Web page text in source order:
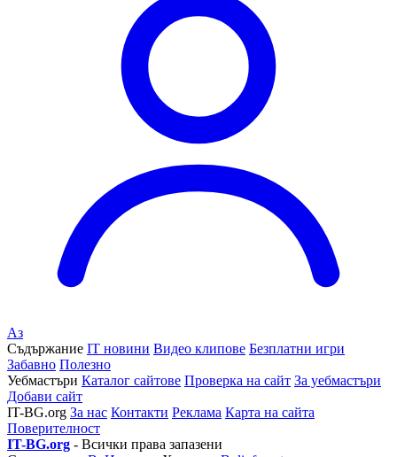
Аз
Съдържание IT новини Видео клипове Безплатни игри
Забавно Полезно
Уебмастъри Каталог сайтове Проверка на сайт За уебмастъри
Добави сайт
IT-BG.org За нас Контакти Реклама Карта на сайта
Поверителност
IT-BG.org - Всички права запазени